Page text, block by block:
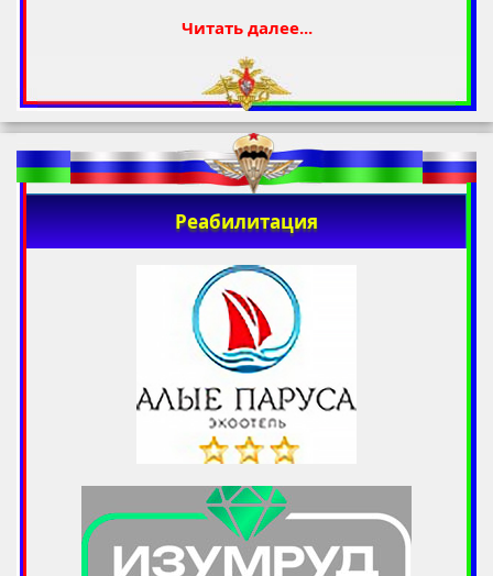
Читать далее...
Реабилитация